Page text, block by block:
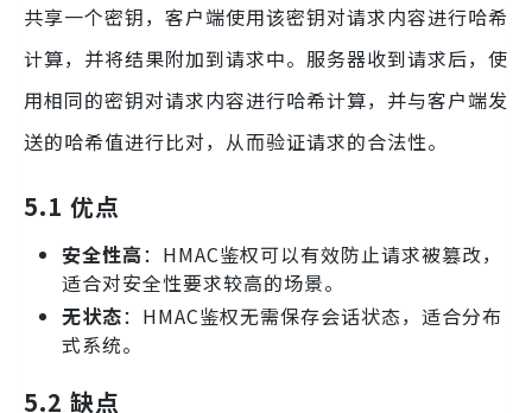
共享一个密钥，客户端使用该密钥对请求内容进行哈希
计算，并将结果附加到请求中。服务器收到请求后，使
用相同的密钥对请求内容进行哈希计算，并与客户端发
送的哈希值进行比对，从而验证请求的合法性。
5.1 优点
安全性高：HMAC鉴权可以有效防止请求被篡改，
适合对安全性要求较高的场景。
无状态：HMAC鉴权无需保存会话状态，适合分布
式系统。
5.2 缺点